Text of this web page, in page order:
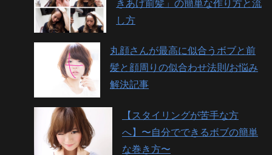
きあげ前髪」の簡単な作り方と流
し方
丸顔さんが最高に似合うボブと前
髪と顔周りの似合わせ法則/お悩み
解決記事
【スタイリングが苦手な方
へ】〜自分でできるボブの簡単
な巻き方〜